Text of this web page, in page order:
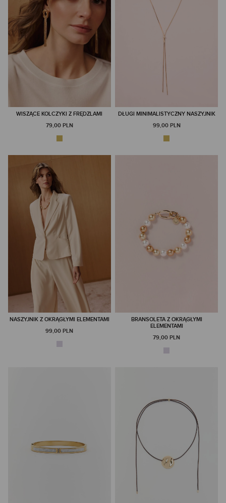
WISZĄCE KOLCZYKI Z FRĘDZLAMI
79,00 PLN
DŁUGI MINIMALISTYCZNY NASZYJNIK
99,00 PLN
NASZYJNIK Z OKRĄGŁYMI ELEMENTAMI
99,00 PLN
BRANSOLETA Z OKRĄGŁYMI
ELEMENTAMI
79,00 PLN